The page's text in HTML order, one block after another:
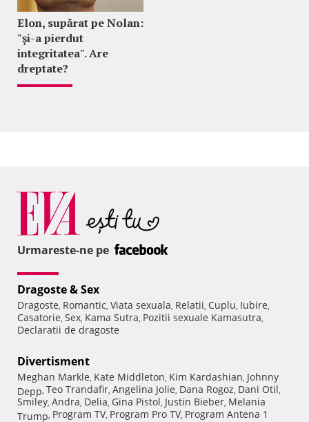
Elon, supărat pe Nolan:
"şi-a pierdut
integritatea". Are
dreptate?
Urmareste-ne pe
Dragoste & Sex
Dragoste, Romantic, Viata sexuala, Relatii, Cuplu, Iubire,
Casatorie, Sex, Kama Sutra, Pozitii sexuale Kamasutra,
Declaratii de dragoste
Divertisment
Meghan Markle, Kate Middleton, Kim Kardashian, Johnny
Depp, Teo Trandafir, Angelina Jolie, Dana Rogoz, Dani Otil,
Smiley, Andra, Delia, Gina Pistol, Justin Bieber, Melania
Trump, Program TV, Program Pro TV, Program Antena 1